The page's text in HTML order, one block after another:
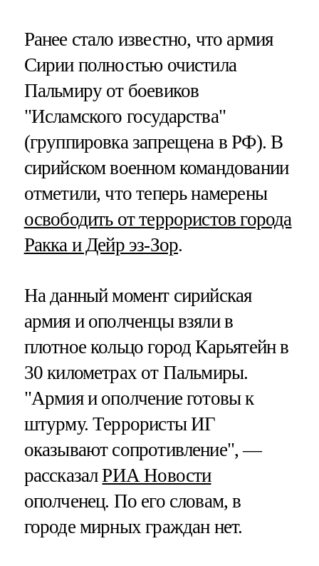
Ранее стало известно, что армия
Сирии полностью очистила
Пальмиру от боевиков
"Исламского государства"
(группировка запрещена в РФ). В
сирийском военном командовании
отметили, что теперь намерены
освободить от террористов города
Ракка и Дейр эз-Зор.
На данный момент сирийская
армия и ополченцы взяли в
плотное кольцо город Карьятейн в
30 километрах от Пальмиры.
"Армия и ополчение готовы к
штурму. Террористы ИГ
оказывают сопротивление", —
рассказалРИА Новости
ополченец. По его словам, в
городе мирных граждан нет.